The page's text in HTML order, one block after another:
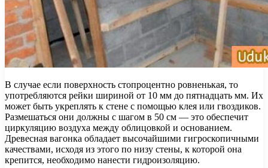
В случае если поверхность стопроцентно ровненькая, то
употребляются рейки шириной от 10 мм до пятнадцать мм. Их
может быть укреплять к стене с помощью клея или гвоздиков.
Размешаться они должны с шагом в 50 см — это обеспечит
циркуляцию воздуха между облицовкой и основанием.
Древесная вагонка обладает высочайшими гигроскопичными
качествами, исходя из этого по низу стены, к которой она
крепится, необходимо нанести гидроизоляцию.